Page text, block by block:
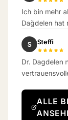
Ich bin mehr
Dağdelen hat
S Steffi
Dr. Dagdelen
bekomme ich
ALLE